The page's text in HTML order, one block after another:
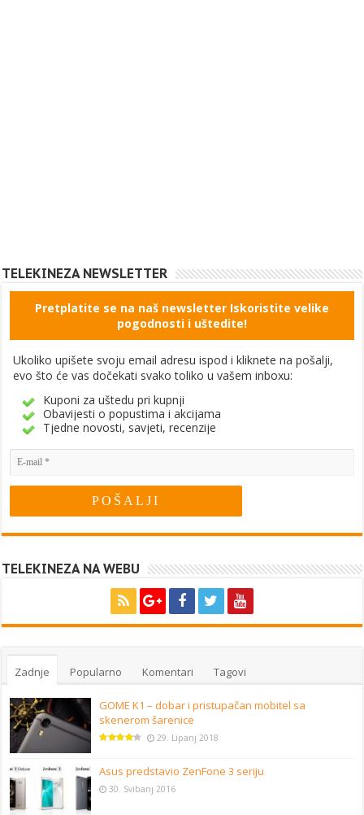
TELEKINEZA NEWSLETTER
Pretplatite se na naš newsletter Iskoristite velike
pogodnosti i uštedite!
Ukoliko upišete svoju email adresu ispod i kliknete na pošalji,
evo što će vas dočekati svako toliko u vašem inboxu:
Kuponi za uštedu pri kupnji
Obavijesti o popustima i akcijama
Tjedne novosti, savjeti, recenzije
TELEKINEZA NA WEBU
Zadnje Popularno Komentari Tagovi
GOME K1 – dobar i pristupačan mobitel sa
skenerom šarenice
29. Lipanj 2018
Asus predstavio ZenFone 3 seriju
30. Svibanj 2016